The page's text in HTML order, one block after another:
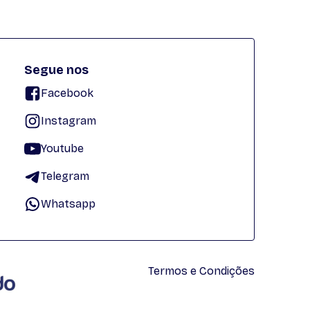
Segue nos
Facebook
Instagram
Youtube
Telegram
Whatsapp
Termos e Condições